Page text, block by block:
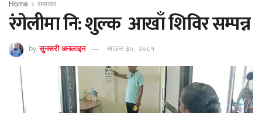
Home समाचार
रंगेलीमा नि: शुल्क आखाँ शिविर सम्पन्न
by सुनसरी अनलाइन साउन ३०, २०८१